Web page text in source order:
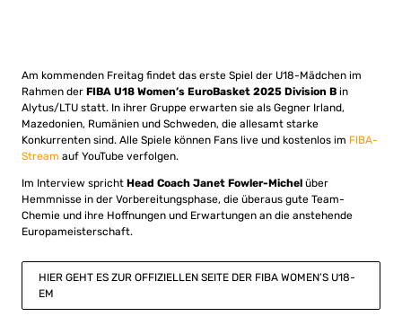
Am kommenden Freitag findet das erste Spiel der U18-Mädchen im
Rahmen der FIBA U18 Women’s EuroBasket 2025 Division B in
Alytus/LTU statt. In ihrer Gruppe erwarten sie als Gegner Irland,
Mazedonien, Rumänien und Schweden, die allesamt starke
Konkurrenten sind. Alle Spiele können Fans live und kostenlos im FIBA-
Stream auf YouTube verfolgen.
Im Interview spricht Head Coach Janet Fowler-Michel über
Hemmnisse in der Vorbereitungsphase, die überaus gute Team-
Chemie und ihre Hoffnungen und Erwartungen an die anstehende
Europameisterschaft.
HIER GEHT ES ZUR OFFIZIELLEN SEITE DER FIBA WOMEN’S U18-
EM